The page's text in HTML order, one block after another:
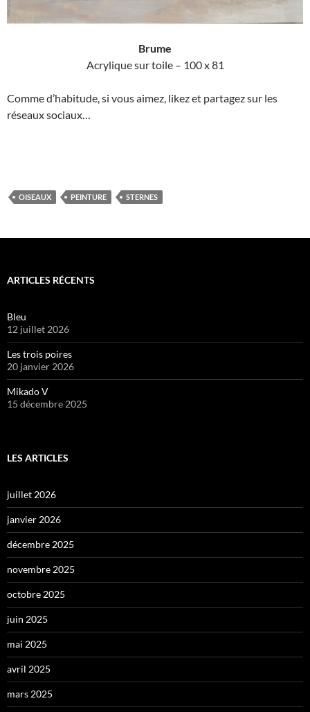
Brume
Acrylique sur toile – 100 x 81
Comme d’habitude, si vous aimez, likez et partagez sur les
réseaux sociaux…
OISEAUX PEINTURE STERNES
ARTICLES RÉCENTS
Bleu
12 juillet 2026
Les trois poires
20 janvier 2026
Mikado V
15 décembre 2025
LES ARTICLES
juillet 2026
janvier 2026
décembre 2025
novembre 2025
octobre 2025
juin 2025
mai 2025
avril 2025
mars 2025